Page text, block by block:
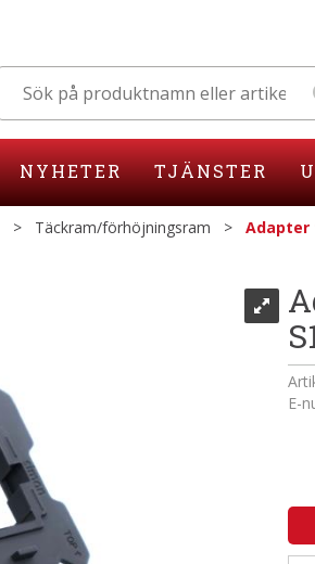
NYHETER TJÄNSTER
> Täckram/förhöjningsram > Adapter
E-